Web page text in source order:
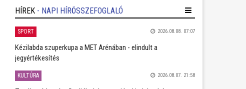
HÍREK - NAPI HÍRÖSSZEFOGLALÓ
SPORT 2026.08.08. 07:07
Kézilabda szuperkupa a MET Arénában - elindult a
jegyértékesítés
KULTÚRA 2026.08.07. 21:58